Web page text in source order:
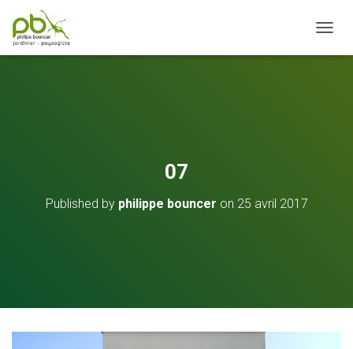
07
Published by philippe bouncer on 25 avril 2017